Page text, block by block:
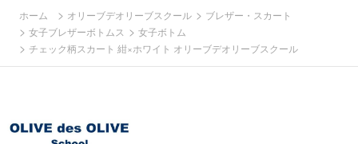
ホーム > オリーブデオリーブスクール > ブレザー・スカート
> 女子ブレザーボトムス > 女子ボトム
> チェック柄スカート 紺×ホワイト オリーブデオリーブスクール